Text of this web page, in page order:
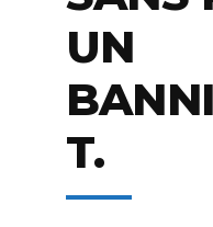
UN
T.